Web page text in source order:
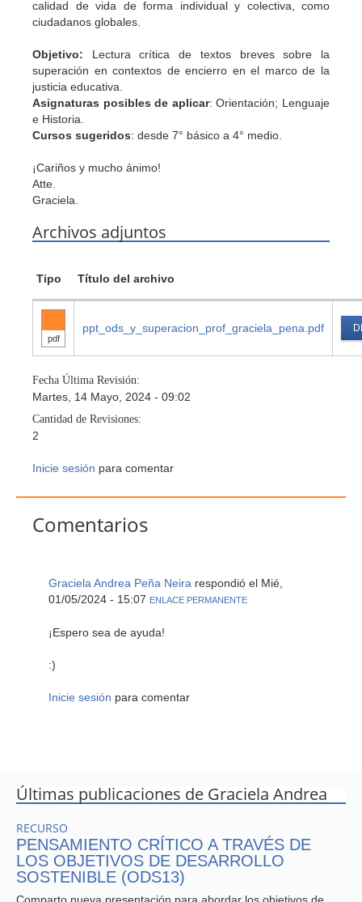
calidad de vida de forma individual y colectiva, como
ciudadanos globales.
Objetivo: Lectura crítica de textos breves sobre la
superación en contextos de encierro en el marco de la
justicia educativa.
Asignaturas posibles de aplicar: Orientación; Lenguaje
e Historia.
Cursos sugeridos: desde 7° básico a 4° medio.
¡Cariños y mucho ánimo!
Atte.
Graciela.
Archivos adjuntos
Tipo Título del archivo
pdf
ppt_ods_y_superacion_prof_graciela_pena.pdf
Fecha Última Revisión:
Martes, 14 Mayo, 2024 - 09:02
Cantidad de Revisiones:
2
Inicie sesión para comentar
Comentarios
Graciela Andrea Peña Neira respondió el Mié,
01/05/2024 - 15:07 ENLACE PERMANENTE
¡Espero
de
ayuda!
¡Espero sea de ayuda!
:)
Inicie sesión para comentar
Últimas publicaciones de Graciela Andrea
RECURSO
PENSAMIENTO CRÍTICO A TRAVÉS DE
LOS OBJETIVOS DE DESARROLLO
SOSTENIBLE (ODS13)